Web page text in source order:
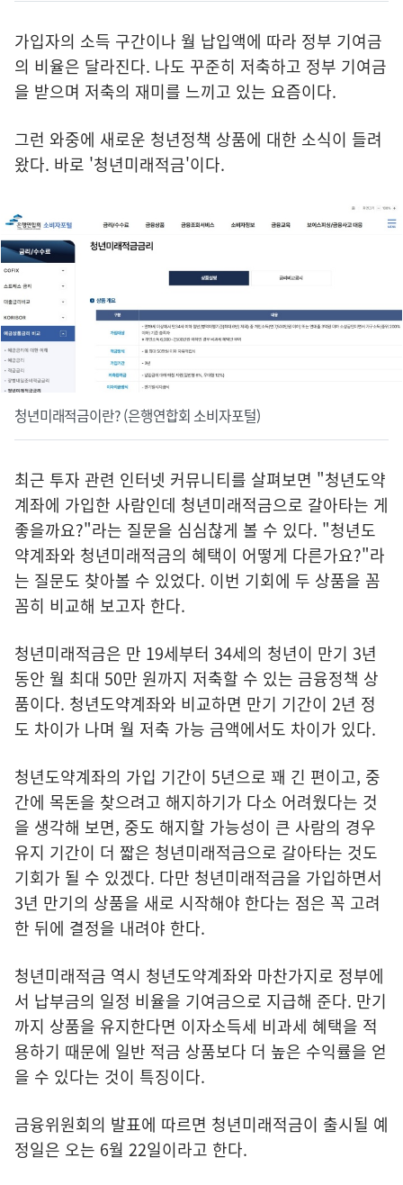
가입자의 소득 구간이나 월 납입액에 따라 정부 기여금
의 비율은 달라진다. 나도 꾸준히 저축하고 정부 기여금
을 받으며 저축의 재미를 느끼고 있는 요즘이다.
그런 와중에 새로운 청년정책 상품에 대한 소식이 들려
왔다. 바로 '청년미래적금'이다.
청년미래적금이란? (은행연합회 소비자포털)
최근 투자 관련 인터넷 커뮤니티를 살펴보면 "청년도약
계좌에 가입한 사람인데 청년미래적금으로 갈아타는 게
좋을까요?"라는 질문을 심심찮게 볼 수 있다. "청년도
약계좌와 청년미래적금의 혜택이 어떻게 다른가요?"라
는 질문도 찾아볼 수 있었다. 이번 기회에 두 상품을 꼼
꼼히 비교해 보고자 한다.
청년미래적금은 만 19세부터 34세의 청년이 만기 3년
동안 월 최대 50만 원까지 저축할 수 있는 금융정책 상
품이다. 청년도약계좌와 비교하면 만기 기간이 2년 정
도 차이가 나며 월 저축 가능 금액에서도 차이가 있다.
청년도약계좌의 가입 기간이 5년으로 꽤 긴 편이고, 중
간에 목돈을 찾으려고 해지하기가 다소 어려웠다는 것
을 생각해 보면, 중도 해지할 가능성이 큰 사람의 경우
유지 기간이 더 짧은 청년미래적금으로 갈아타는 것도
기회가 될 수 있겠다. 다만 청년미래적금을 가입하면서
3년 만기의 상품을 새로 시작해야 한다는 점은 꼭 고려
한 뒤에 결정을 내려야 한다.
청년미래적금 역시 청년도약계좌와 마찬가지로 정부에
서 납부금의 일정 비율을 기여금으로 지급해 준다. 만기
까지 상품을 유지한다면 이자소득세 비과세 혜택을 적
용하기 때문에 일반 적금 상품보다 더 높은 수익률을 얻
을 수 있다는 것이 특징이다.
금융위원회의 발표에 따르면 청년미래적금이 출시될 예
정일은 오는 6월 22일이라고 한다.